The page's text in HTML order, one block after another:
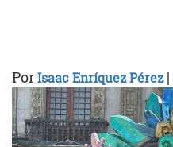
PorIsaac Enríquez Pérez|